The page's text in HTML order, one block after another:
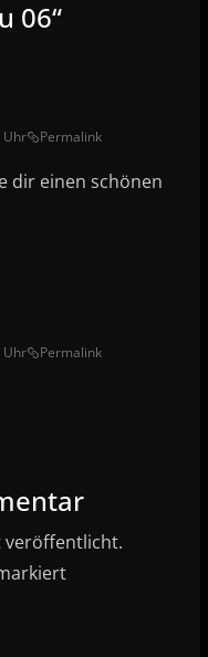
06“
Uhr Permalink
dir einen schönen
Uhr Permalink
veröffentlicht.